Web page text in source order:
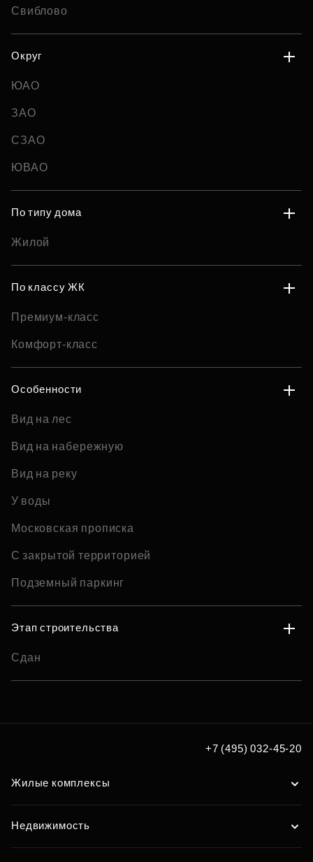
Свиблово
Округ
ЮАО
ЗАО
СЗАО
ЮВАО
По типу дома
Жилой
По классу ЖК
Премиум-класс
Комфорт-класс
Особенности
Вид на лес
Вид на набережную
Вид на реку
У воды
Московская прописка
С закрытой территорией
Подземный паркинг
Этап строительства
Сдан
+7 (495) 032-45-20
Жилые комплексы
Недвижимость